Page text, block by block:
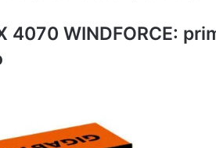
4070 WINDFORCE: